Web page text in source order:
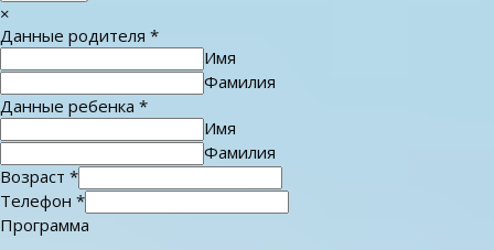
×
Данные родителя *
Имя
Фамилия
Данные ребенка *
Имя
Фамилия
Возраст *
Телефон *
Программа